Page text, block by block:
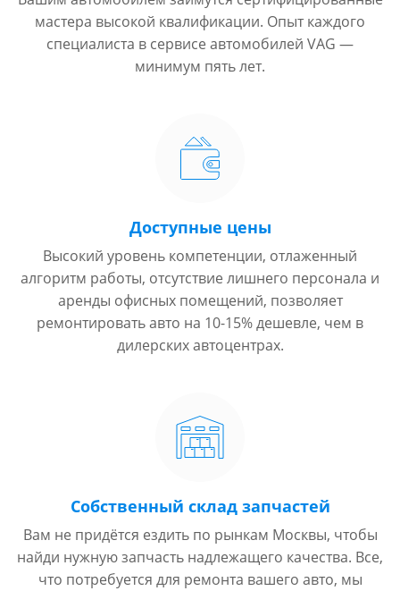
мастера высокой квалификации. Опыт каждого
специалиста в сервисе автомобилей VAG —
минимум пять лет.
Доступные цены
Высокий уровень компетенции, отлаженный
алгоритм работы, отсутствие лишнего персонала и
аренды офисных помещений, позволяет
ремонтировать авто на 10-15% дешевле, чем в
дилерских автоцентрах.
Собственный склад запчастей
Вам не придётся ездить по рынкам Москвы, чтобы
найди нужную запчасть надлежащего качества. Все,
что потребуется для ремонта вашего авто, мы